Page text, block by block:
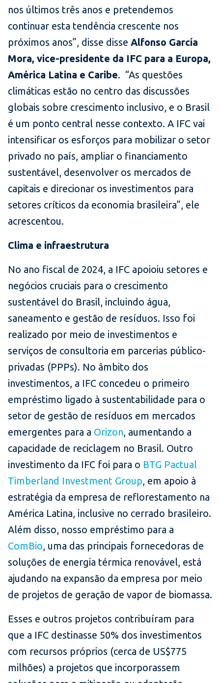
nos últimos três anos e pretendemos
continuar esta tendência crescente nos
próximos anos”, disse disse Alfonso García
Mora, vice-presidente da IFC para a Europa,
América Latina e Caribe. “As questões
climáticas estão no centro das discussões
globais sobre crescimento inclusivo, e o Brasil
é um ponto central nesse contexto. A IFC vai
intensificar os esforços para mobilizar o setor
privado no país, ampliar o financiamento
sustentável, desenvolver os mercados de
capitais e direcionar os investimentos para
setores críticos da economia brasileira”, ele
acrescentou.
Clima e infraestrutura
No ano fiscal de 2024, a IFC apoioiu setores e
negócios cruciais para o crescimento
sustentável do Brasil, incluindo água,
saneamento e gestão de resíduos. Isso foi
realizado por meio de investimentos e
serviços de consultoria em parcerias público-
privadas (PPPs). No âmbito dos
investimentos, a IFC concedeu o primeiro
empréstimo ligado à sustentabilidade para o
setor de gestão de resíduos em mercados
emergentes para a Orizon, aumentando a
capacidade de reciclagem no Brasil. Outro
investimento da IFC foi para o BTG Pactual
Timberland Investment Group, em apoio à
estratégia da empresa de reflorestamento na
América Latina, inclusive no cerrado brasileiro.
Além disso, nosso empréstimo para a
ComBio, uma das principais fornecedoras de
soluções de energia térmica renovável, está
ajudando na expansão da empresa por meio
de projetos de geração de vapor de biomassa.
Esses e outros projetos contribuíram para
que a IFC destinasse 50% dos investimentos
com recursos próprios (cerca de US$775
milhões) a projetos que incorporassem